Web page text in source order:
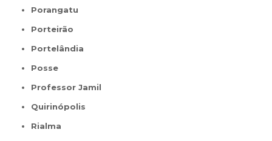
Porangatu
Porteirão
Portelândia
Posse
Professor Jamil
Quirinópolis
Rialma